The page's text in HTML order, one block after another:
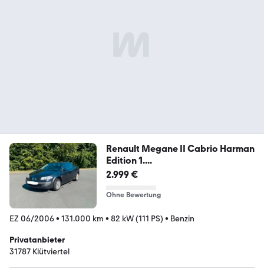
Renault Megane II Cabrio Harman
Edition 1....
2.999 €
Ohne Bewertung
EZ 06/2006• 131.000 km • 82 kW (111 PS) • Benzin
Privatanbieter
31787 Klütviertel